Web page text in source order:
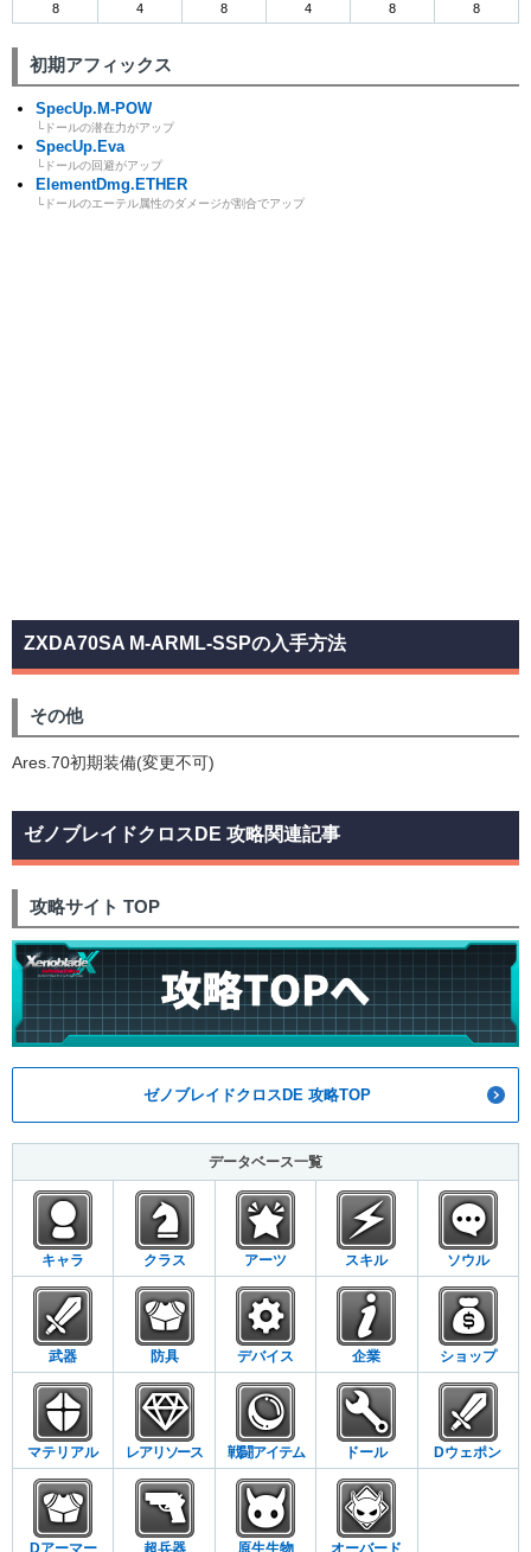
8 4 8 4 8 8
初期アフィックス
SpecUp.M-POW
└ドールの潜在力がアップ
SpecUp.Eva
└ドールの回避がアップ
ElementDmg.ETHER
└ドールのエーテル属性のダメージが割合でアップ
ZXDA70SA M-ARML-SSPの入手方法
その他
Ares.70初期装備(変更不可)
ゼノブレイドクロスDE 攻略関連記事
攻略サイト TOP
ゼノブレイドクロスDE 攻略TOP
データベース一覧
キャラ クラス アーツ スキル ソウル
武器 防具 デバイス 企業 ショップ
マテリアル レアリソース 戦闘アイテム ドール Dウェポン